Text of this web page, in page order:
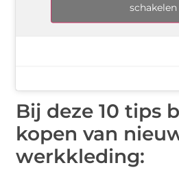
schakelen
Bij deze 10 tips
kopen van
werkkleding: